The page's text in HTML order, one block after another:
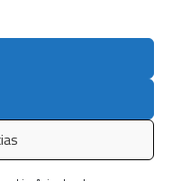
cookies
reserved |